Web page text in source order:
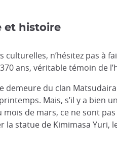
et histoire
culturelles, n’hésitez pas à
ans, véritable témoin de
demeure du clan
Mais, s’il y a bien
mois de mars, ce ne sont
la statue de Kimimasa Yuri,